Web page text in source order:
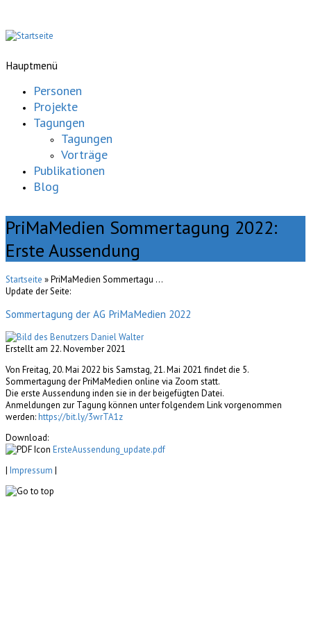
Hauptmenü
Personen
Projekte
Tagungen
Tagungen
Vorträge
Publikationen
Blog
PriMaMedien Sommertagung 2022:
Erste Aussendung
Startseite » PriMaMedien Sommertagu ...
Update der Seite:
Sommertagung der AG PriMaMedien 2022
Erstellt am 22. November 2021
Von Freitag, 20. Mai 2022 bis Samstag, 21. Mai 2021 findet die 5.
Sommertagung der PriMaMedien online via Zoom statt.
Die erste Aussendung inden sie in der beigefügten Datei.
Anmeldungen zur Tagung können unter folgendem Link vorgenommen
werden:https://bit.ly/3wrTA1z
Download:
ErsteAussendung_update.pdf
| Impressum |